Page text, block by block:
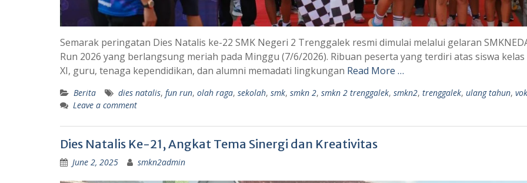
Semarak peringatan Dies Natalis ke-22 SMK Negeri 2 Trenggalek resmi dimulai melalui gelaran
Run 2026 yang berlangsung meriah pada Minggu (7/6/2026). Ribuan peserta yang terdiri atas siswa kelas
XI, guru, tenaga kependidikan, dan alumni memadati lingkungan Read More …
Berita dies natalis, fun run, olah raga, sekolah, smk, smkn 2, smkn 2 trenggalek, smkn2, trenggalek, ulang tahun,
Leave a comment
Dies Natalis Ke-21, Angkat Tema Sinergi dan Kreativitas
June 2, 2025 smkn2admin